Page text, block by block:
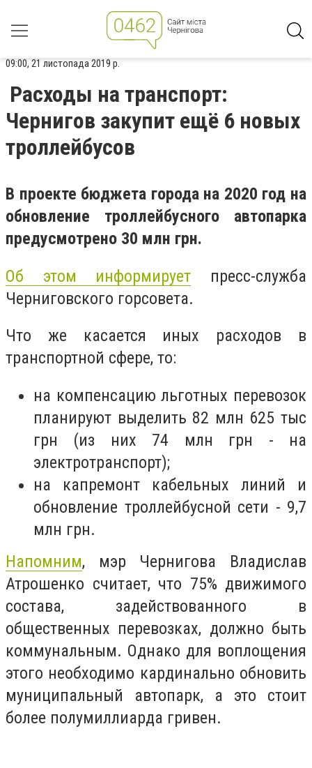
09:00, 21 листопада 2019 р.
Расходы на транспорт:
Чернигов закупит ещё 6 новых
троллейбусов
В проекте бюджета города на 2020 год на
обновление троллейбусного автопарка
предусмотрено 30 млн грн.
Об этом информирует пресс-служба
Черниговского горсовета.
Что же касается иных расходов в
транспортной сфере, то:
на компенсацию льготных перевозок
планируют выделить 82 млн 625 тыс
грн (из них 74 млн грн - на
электротранспорт);
на капремонт кабельных линий и
обновление троллейбусной сети - 9,7
млн грн.
Напомним, мэр Чернигова Владислав
Атрошенко считает, что 75% движимого
состава, задействованного в
общественных перевозках, должно быть
коммунальным. Однако для воплощения
этого необходимо кардинально обновить
муниципальный автопарк, а это стоит
более полумиллиарда гривен.